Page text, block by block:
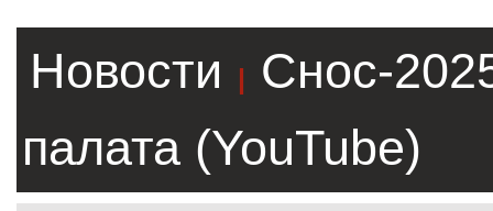
Новости |
Снос-
палата (YouTube)